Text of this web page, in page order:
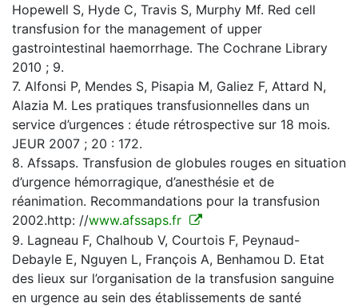
Hopewell S, Hyde C, Travis S, Murphy Mf. Red cell
transfusion for the management of upper
gastrointestinal haemorrhage. The Cochrane Library
2010 ; 9.
7. Alfonsi P, Mendes S, Pisapia M, Galiez F, Attard N,
Alazia M. Les pratiques transfusionnelles dans un
service d’urgences : étude rétrospective sur 18 mois.
JEUR 2007 ; 20 : 172.
8. Afssaps. Transfusion de globules rouges en situation
d’urgence hémorragique, d’anesthésie et de
réanimation. Recommandations pour la transfusion
2002.http: //www.afssaps.fr
9. Lagneau F, Chalhoub V, Courtois F, Peynaud-
Debayle E, Nguyen L, François A, Benhamou D. Etat
des lieux sur l’organisation de la transfusion sanguine
en urgence au sein des établissements de santé